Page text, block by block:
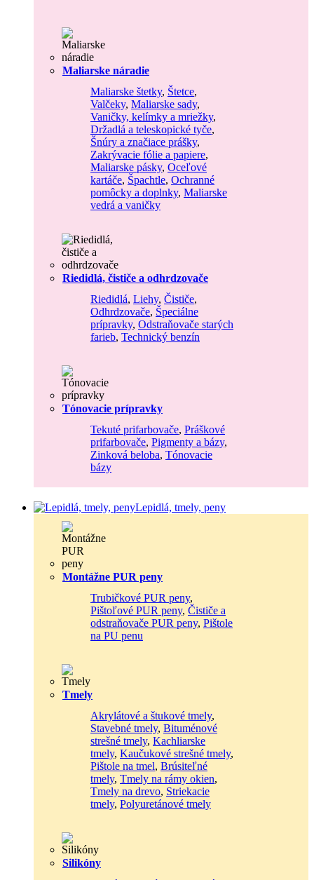
Maliarske náradie
Maliarske štetky, Štetce,
Valčeky, Maliarske sady,
Vaničky, kelímky a mriežky,
Držadlá a teleskopické tyče,
Šnúry a značiace prášky,
Zakrývacie fólie a papiere,
Maliarske pásky, Oceľové
kartáče, Špachtle, Ochranné
pomôcky a doplnky, Maliarske
vedrá a vaničky
Riedidlá, čističe a odhrdzovače
Riedidlá, Liehy, Čističe,
Odhrdzovače, Špeciálne
prípravky, Odstraňovače starých
farieb, Technický benzín
Tónovacie prípravky
Tekuté prifarbovače, Práškové
prifarbovače, Pigmenty a bázy,
Zinková beloba, Tónovacie
bázy
Lepidlá, tmely, peny
Montážne PUR peny
Trubičkové PUR peny,
Pištoľové PUR peny, Čističe a
odstraňovače PUR peny, Pištole
na PU penu
Tmely
Akrylátové a štukové tmely,
Stavebné tmely, Bituménové
strešné tmely, Kachliarske
tmely, Kaučukové strešné tmely,
Pištole na tmel, Brúsiteľné
tmely, Tmely na rámy okien,
Tmely na drevo, Striekacie
tmely, Polyuretánové tmely
Silikóny